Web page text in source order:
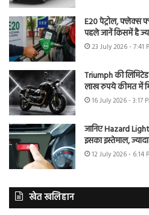
E20 पेट्रोल, फ्लेक्स
पहले जानें किसमें है
23 July 2026 - 7:41
Triumph की
लाख रुपये कीमत में
16 July 2026 - 3:17
जानिए Hazard
इसका इस्तेमाल,
12 July 2026 - 6:14
खेत खलिहान